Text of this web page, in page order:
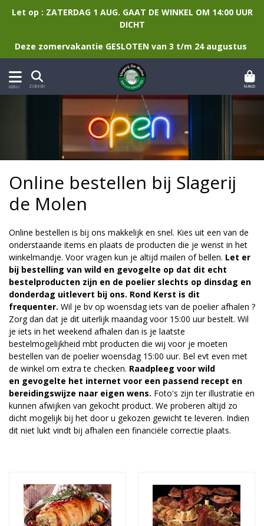
Let op : ZATERDAG 1 AUG. GAAT DE WINKEL OM 14:00 UUR
DICHT
Deze zomervakantie GESLOTEN van 3 t/m 24 augustus
MENU ZOEKEN MAND
Online bestellen bij Slagerij
de Molen
Online bestellen is bij ons makkelijk en snel. Kies uit een van de
onderstaande items en plaats de producten die je wenst in het
winkelmandje. Voor vragen kun je altijd mailen of bellen. Let er
bij bestelling van wild en gevogelte op dat dit echt
bestelproducten zijn en de poelier slechts op dinsdag en
donderdag uitlevert bij ons. Rond Kerst is dit
frequenter. Wil je bv op woensdag iets van de poelier afhalen ?
Zorg dan dat je dit uiterlijk maandag voor 15:00 uur bestelt. Wil
je iets in het weekend afhalen dan is je laatste
bestelmogelijkheid mbt producten die wij voor je moeten
bestellen van de poelier woensdag 15:00 uur. Bel evt even met
de winkel om extra te checken. Raadpleeg voor wild
en gevogelte het internet voor een passend recept en
bereidingswijze naar eigen wens. Foto's zijn ter illustratie en
kunnen afwijken van gekocht product. We proberen altijd zo
dicht mogelijk bij het door u gekozen gewicht te leveren. Indien
dit niet lukt vindt bij afhalen een financiële correctie plaats.